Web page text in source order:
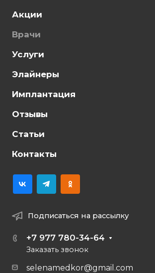
Акции
Врачи
Услуги
Элайнеры
Имплантация
Отзывы
Статьи
Контакты
Подписаться на рассылку
+7 977 780-34-64
Заказать звонок
selenamedkor@gmail.com